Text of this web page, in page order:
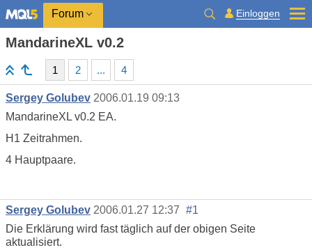
Forum Einloggen
MandarineXL v0.2
1 2 ... 4
Sergey Golubev 2006.01.19 09:13
MandarineXL v0.2 EA.
H1 Zeitrahmen.
4 Hauptpaare.
Sergey Golubev 2006.01.27 12:37 #1
Die Erklärung wird fast täglich auf der obigen Seite
aktualisiert.